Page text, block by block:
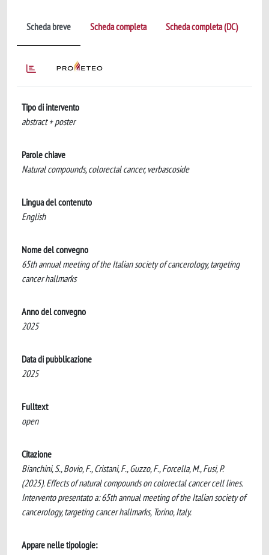
Scheda breve Scheda completa Scheda completa (DC)
Tipo di intervento
abstract + poster
Parole chiave
Natural compounds, colorectal cancer, verbascoside
Lingua del contenuto
English
Nome del convegno
65th annual meeting of the Italian society of cancerology, targeting
cancer hallmarks
Anno del convegno
2025
Data di pubblicazione
2025
Fulltext
open
Citazione
Bianchini, S., Bovio, F., Cristani, F., Guzzo, F., Forcella, M., Fusi, P.
(2025). Effects of natural compounds on colorectal cancer cell lines.
Intervento presentato a: 65th annual meeting of the Italian society of
cancerology, targeting cancer hallmarks, Torino, Italy.
Appare nelle tipologie: